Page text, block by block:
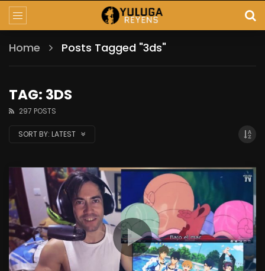
Home Posts Tagged "3ds"
TAG: 3DS
297 POSTS
SORT BY: LATEST